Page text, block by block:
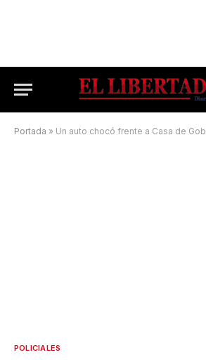
Portada » Un auto chocó frente a Casa de
POLICIALES